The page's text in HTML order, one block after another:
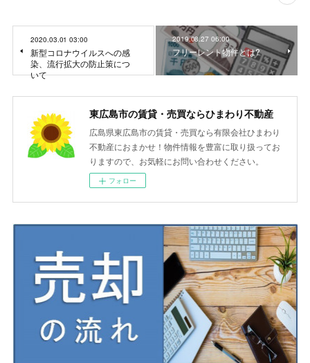
2020.03.01 03:00
新型コロナウイルスへの感
染、流行拡大の防止策につ
いて
2019.08.27 06:00
フリーレント物件とは?
東広島市の賃貸・売買ならひまわり不動産
広島県東広島市の賃貸・売買なら有限会社ひまわり
不動産におまかせ！物件情報を豊富に取り扱ってお
りますので、お気軽にお問い合わせください。
フォロー